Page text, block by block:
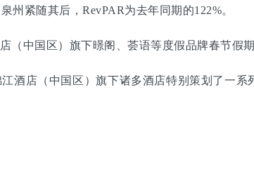
州紧随其后，RevPAR为去年同期的122%。
中国区）旗下暻阁、荟语等度假品牌春节假
酒店（中国区）旗下诸多酒店特别策划了一